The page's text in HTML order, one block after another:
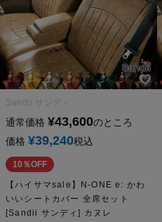
Sandii サンディ
通常価格 ¥43,600のところ
価格 ¥39,240税込
10％OFF
【ハイサマsale】N-ONE e: かわ
いいシートカバー 全席セット
[Sandii サンディ] カヌレ